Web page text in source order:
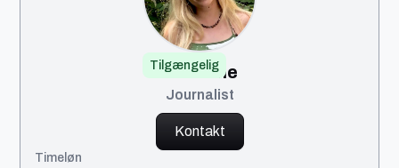
Tilgængelig
Josefine
Journalist
Kontakt
Timeløn